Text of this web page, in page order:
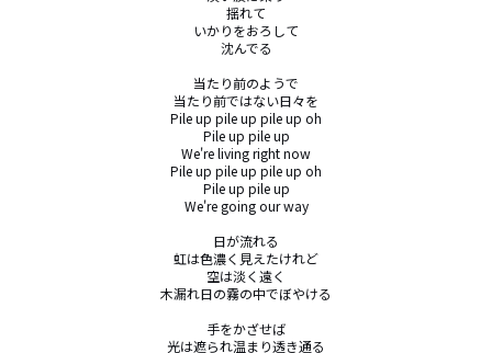
揺れて
いかりをおろして
沈んでる
当たり前のようで
当たり前ではない日々を
Pile up pile up pile up oh
Pile up pile up
We're living right now
Pile up pile up pile up oh
Pile up pile up
We're going our way
日が流れる
虹は色濃く見えたけれど
空は淡く遠く
木漏れ日の霧の中でぼやける
手をかざせば
光は遮られ温まり透き通る